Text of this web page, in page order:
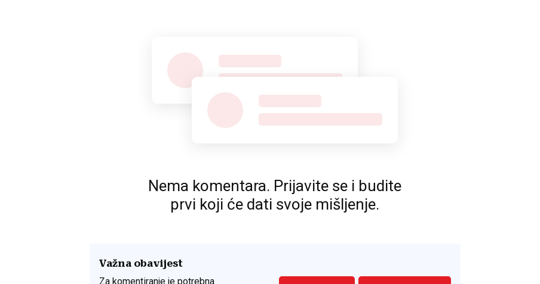
Nema komentara. Prijavite se i budite
prvi koji će dati svoje mišljenje.
Važna obavijest
Za komentiranje je potrebna